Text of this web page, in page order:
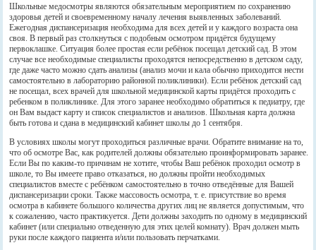
Школьные медосмотры являются обязательным мероприятием по сохранению
здоровья детей и своевременному началу лечения выявленных заболеваний.
Ежегодная диспансеризация необходима для всех детей и у каждого возраста она
своя. В первый раз столкнуться с подобным осмотром придётся будущему
первоклашке. Ситуация более простая если ребёнок посещал детский сад. В этом
случае все необходимые специалисты проходятся непосредственно в детском саду,
где даже часто можно сдать анализы (анализ мочи и кала обычно приходится нести
самостоятельно в лабораторию районной поликлиники). Если ребёнок детский сад
не посещал, всех врачей для школьной медицинской карты придётся проходить с
ребенком в поликлинике. Для этого заранее необходимо обратиться к педиатру, где
он Вам выдаст карту и список специалистов и анализов. Школьная карта должна
быть готова и сдана в медицинский кабинет школы до 1 сентября.
В условиях школы могут проходиться различные врачи. Обратите внимание на то,
что об осмотре Вас, как родителей должны обязательно проинформировать заранее.
Если Вы по каким-то причинам не хотите, чтобы Ваш ребёнок проходил осмотр в
школе, то Вы имеете право отказаться, но должны пройти необходимых
специалистов вместе с ребёнком самостоятельно в точно отведённые для Вашей
диспансеризации сроки. Также массовость осмотра, т. е. присутствие во время
осмотра в кабинете большого количества других лиц не является допустимым, что
к сожалению, часто практикуется. Дети должны заходить по одному в медицинский
кабинет (или специально отведенную для этих целей комнату). Врач должен мыть
руки после каждого пациента и/или пользовать перчатками.